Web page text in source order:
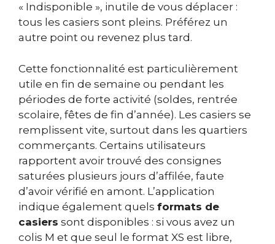
« Indisponible », inutile de vous déplacer :
tous les casiers sont pleins. Préférez un
autre point ou revenez plus tard.
Cette fonctionnalité est particulièrement
utile en fin de semaine ou pendant les
périodes de forte activité (soldes, rentrée
scolaire, fêtes de fin d’année). Les casiers se
remplissent vite, surtout dans les quartiers
commerçants. Certains utilisateurs
rapportent avoir trouvé des consignes
saturées plusieurs jours d’affilée, faute
d’avoir vérifié en amont. L’application
indique également quels formats de
casiers sont disponibles : si vous avez un
colis M et que seul le format XS est libre,